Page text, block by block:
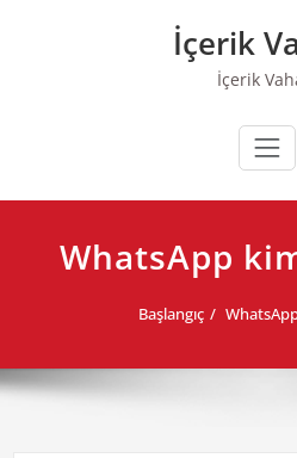
İçerik
İçerik
WhatsApp
Başlangıç